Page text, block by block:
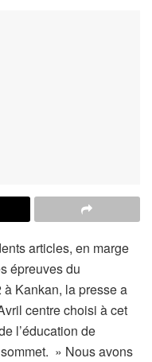
articles, en marge
épreuves du
Kankan, la presse a
centre choisi à cet
l’éducation de
» Nous avons